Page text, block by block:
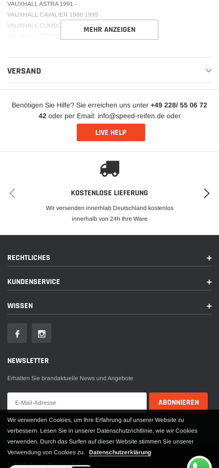
VAUXHALL ASTRA 1991 -
VAUXHALL CAVALIER 1988 1995
VAUXHALL COMBO 1994 2001
VAUXHALL CORSA 1993 -
MEHR ANZEIGEN
VERSAND
Benötigen Sie Hilfe? Sie erreichen uns unter +49 228/ 55 06 72
42oder per Email: info@speed-reifen.de oder
LIVE HELP
KOSTENLOSE LIEFERUNG
Wir versenden innerhlab Deutschland kostenlos
innerhalb von 24h Ihre Ware
RECHTLICHES
KUNDENSERVICE
WISSEN
NEWSLETTER
Erhalten Sie brandaktuelle News und Angebote
© 2025 Speed-Reifen. All Rights Reserved.
Wir verwenden Cookies, um Ihre Erfahrung auf unserer Website zu
verbessern. Lesen Sie in unserer Datenschutzrichtlinie, wie wir Cookies
verwenden. Durch das Surfen auf dieser Website stimmen Sie unserer
Verwendung von Cookies zu. Datenschutzerklärung